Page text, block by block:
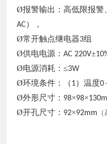
Ø报警输出：高低限报警
AC），
Ø常开触点继电器3组
Ø供电电源：AC 220V±
Ø电源消耗：≤3W
Ø环境条件：（1）温度0
Ø外形尺寸： 98×98×
Ø开孔尺寸： 92×92mm